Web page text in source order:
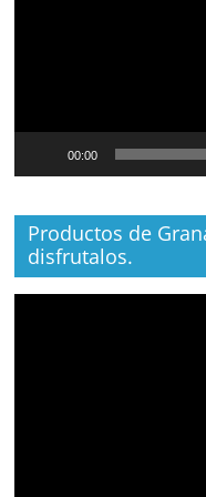
00:00
Productos de
disfrutalos.